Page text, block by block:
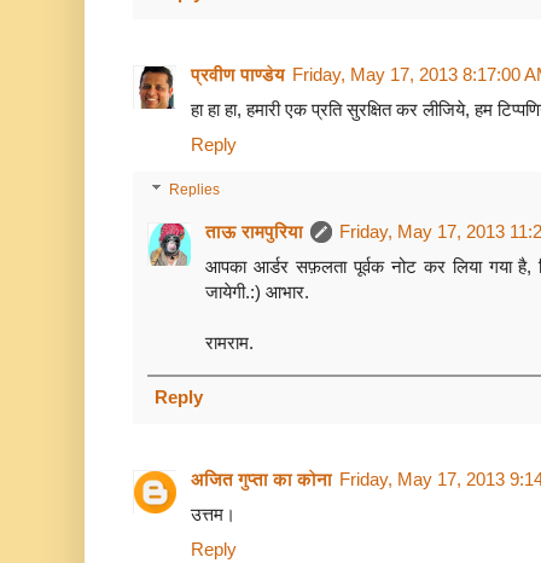
प्रवीण पाण्डेय Friday, May 17, 2013 8:17:00
हा हा हा, हमारी एक प्रति सुरक्षित कर लीजिये, हम
Reply
Replies
ताऊ रामपुरिया
Friday, May 17, 2013
आपका आर्डर सफ़लता पूर्वक नोट कर लिया गया है,
जायेगी.:) आभार.
रामराम.
Reply
अजित गुप्ता का कोना Friday, May 17, 2013
उत्तम।
Reply